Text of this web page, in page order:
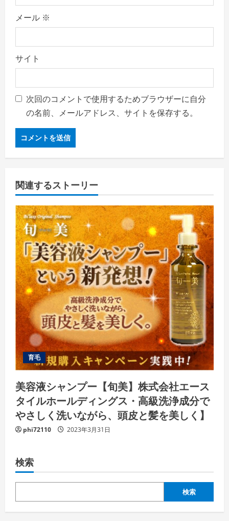
メール ※
サイト
次回のコメントで使用するためブラウザーに自分
の名前、メールアドレス、サイトを保存する。
関連するストーリー
育毛
美容液シャンプー【旬美】株式会社エース
タイルホールディングス・高級洗浄成分で
やさしく洗いながら、頭皮と髪を美しく】
phi72110 2023年3月31日
検索
検索